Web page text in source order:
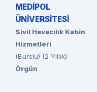
MEDİPOL
ÜNİVERSİTESİ
Sivil Havacılık Kabin
Hizmetleri
(Burslu) (2 Yıllık)
Örgün